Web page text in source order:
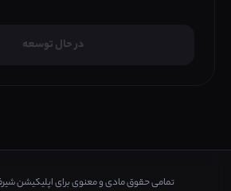
در حال توسعه
تمامی حقوق مادی و معنوی برای اپلیکیشن